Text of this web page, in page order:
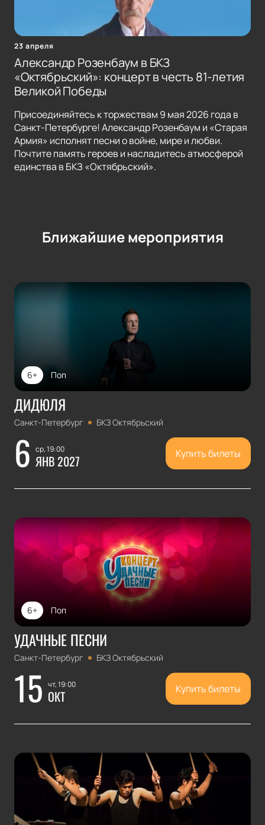
23 апреля
Александр Розенбаум в БКЗ
«Октябрьский»: концерт в честь 81-летия
Великой Победы
Присоединяйтесь к торжествам 9 мая 2026 года в
Санкт-Петербурге! Александр Розенбаум и «Старая
Армия» исполнят песни о войне, мире и любви.
Почтите память героев и насладитесь атмосферой
единства в БКЗ «Октябрьский».
Ближайшие мероприятия
Поп
6+
ДИДЮЛЯ
Санкт-Петербург БКЗ Октябрьский
6 ср, 19:00
ЯНВ 2027 Купить билеты
Поп
6+
УДАЧНЫЕ ПЕСНИ
Санкт-Петербург БКЗ Октябрьский
15 чт, 19:00
ОКТ Купить билеты